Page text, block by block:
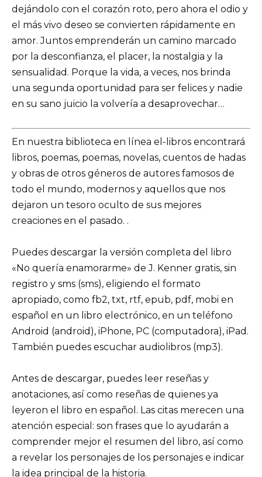
dejándolo con el corazón roto, pero ahora el odio y
el más vivo deseo se convierten rápidamente en
amor. Juntos emprenderán un camino marcado
por la desconfianza, el placer, la nostalgia y la
sensualidad. Porque la vida, a veces, nos brinda
una segunda oportunidad para ser felices y nadie
en su sano juicio la volvería a desaprovechar…
En nuestra biblioteca en línea el-libros encontrará
libros, poemas, poemas, novelas, cuentos de hadas
y obras de otros géneros de autores famosos de
todo el mundo, modernos y aquellos que nos
dejaron un tesoro oculto de sus mejores
creaciones en el pasado. .
Puedes descargar la versión completa del libro
«No quería enamorarme» de J. Kenner gratis, sin
registro y sms (sms), eligiendo el formato
apropiado, como fb2, txt, rtf, epub, pdf, mobi en
español en un libro electrónico, en un teléfono
Android (android), iPhone, PC (computadora), iPad.
También puedes escuchar audiolibros (mp3).
Antes de descargar, puedes leer reseñas y
anotaciones, así como reseñas de quienes ya
leyeron el libro en español. Las citas merecen una
atención especial: son frases que lo ayudarán a
comprender mejor el resumen del libro, así como
a revelar los personajes de los personajes e indicar
la idea principal de la historia.